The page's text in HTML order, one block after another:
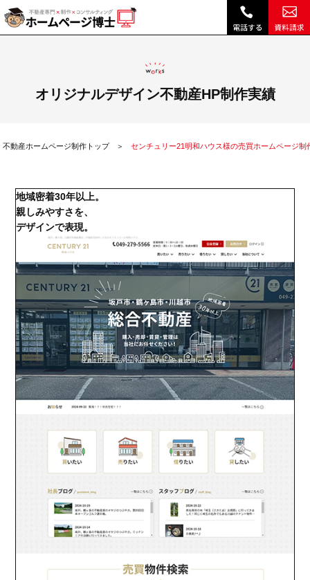
オリジナルデザイン不動産HP制作実績
不動産ホームページ制作トップ センチュリー21明和ハウス様の売買ホームページ制
地域密着30年以上。
親しみやすさを、
デザインで表現。